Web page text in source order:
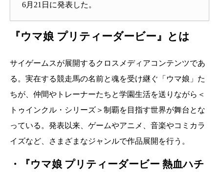
6月21日に発表した。
『ウマ娘 プリティーダービー』とは
サイゲームスが展開するクロスメディアコンテンツであ
る。実在する競走馬の名前と魂を受け継ぐ「ウマ娘」た
ちが、仲間やトレーナーたちと学園生活を送りながら＜
トゥインクル・シリーズ＞制覇を目指す世界が舞台とな
っている。発表以来、ゲームやアニメ、音楽やコミカラ
イズなど、さまざまなジャンルで作品展開を行う。
・『ウマ娘 プリティーダービー 熱血ハチ